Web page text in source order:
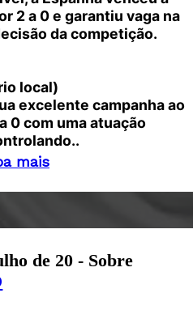
2 a 0 e garantiu vaga na
da competição.
local)
excelente campanha ao
0 com uma atuação
mais
de 20 - Sobre